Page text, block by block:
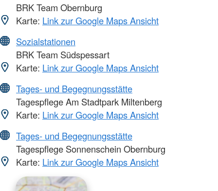
BRK Team Obernburg
Karte: Link zur Google Maps Ansicht
Sozialstationen
BRK Team Südspessart
Karte: Link zur Google Maps Ansicht
Tages- und Begegnungsstätte
Tagespflege Am Stadtpark Miltenberg
Karte: Link zur Google Maps Ansicht
Tages- und Begegnungsstätte
Tagespflege Sonnenschein Obernburg
Karte: Link zur Google Maps Ansicht